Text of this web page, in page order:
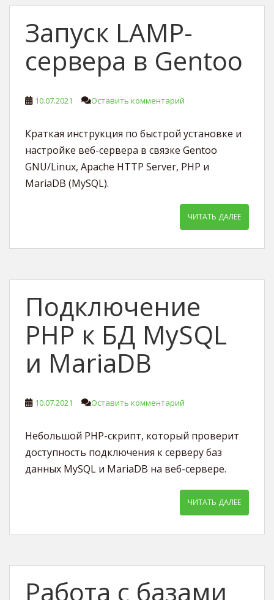
Запуск LAMP-
сервера в Gentoo
10.07.2021 Оставить комментарий
Краткая инструкция по быстрой установке и
настройке веб-сервера в связке Gentoo
GNU/Linux, Apache HTTP Server, PHP и
MariaDB (MySQL).
ЧИТАТЬ ДАЛЕЕ
Подключение
PHP к БД MySQL
и MariaDB
10.07.2021 Оставить комментарий
Небольшой PHP-скрипт, который проверит
доступность подключения к серверу баз
данных MySQL и MariaDB на веб-сервере.
ЧИТАТЬ ДАЛЕЕ
Работа с базами